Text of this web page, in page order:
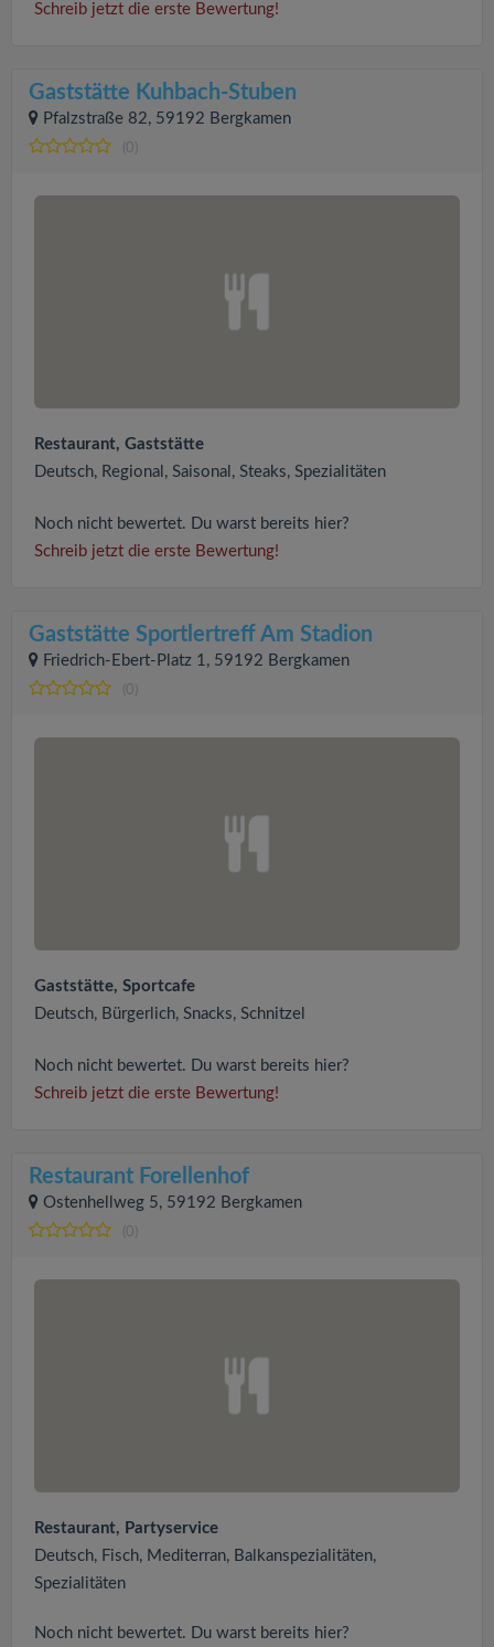
Schreib jetzt die erste Bewertung!
Gaststätte Kuhbach-Stuben
Pfalzstraße 82, 59192 Bergkamen
(0)
Restaurant, Gaststätte
Deutsch, Regional, Saisonal, Steaks, Spezialitäten
Noch nicht bewertet. Du warst bereits hier?
Schreib jetzt die erste Bewertung!
Gaststätte Sportlertreff Am Stadion
Friedrich-Ebert-Platz 1, 59192 Bergkamen
(0)
Gaststätte, Sportcafe
Deutsch, Bürgerlich, Snacks, Schnitzel
Noch nicht bewertet. Du warst bereits hier?
Schreib jetzt die erste Bewertung!
Restaurant Forellenhof
Ostenhellweg 5, 59192 Bergkamen
(0)
Restaurant, Partyservice
Deutsch, Fisch, Mediterran, Balkanspezialitäten,
Spezialitäten
Noch nicht bewertet. Du warst bereits hier?